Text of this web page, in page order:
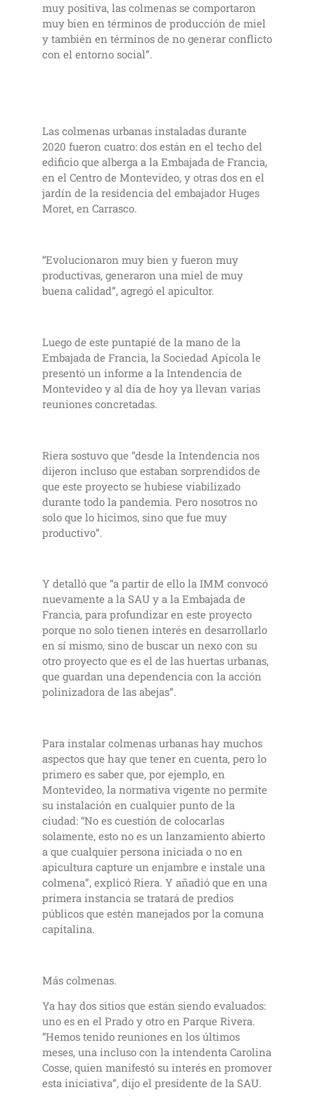
muy positiva, las colmenas se comportaron
muy bien en términos de producción de miel
y también en términos de no generar conflicto
con el entorno social”.
Las colmenas urbanas instaladas durante
2020 fueron cuatro: dos están en el techo del
edificio que alberga a la Embajada de Francia,
en el Centro de Montevideo, y otras dos en el
jardín de la residencia del embajador Huges
Moret, en Carrasco.
“Evolucionaron muy bien y fueron muy
productivas, generaron una miel de muy
buena calidad”, agregó el apicultor.
Luego de este puntapié de la mano de la
Embajada de Francia, la Sociedad Apícola le
presentó un informe a la Intendencia de
Montevideo y al día de hoy ya llevan varias
reuniones concretadas.
Riera sostuvo que “desde la Intendencia nos
dijeron incluso que estaban sorprendidos de
que este proyecto se hubiese viabilizado
durante todo la pandemia. Pero nosotros no
solo que lo hicimos, sino que fue muy
productivo”.
Y detalló que “a partir de ello la IMM convocó
nuevamente a la SAU y a la Embajada de
Francia, para profundizar en este proyecto
porque no solo tienen interés en desarrollarlo
en sí mismo, sino de buscar un nexo con su
otro proyecto que es el de las huertas urbanas,
que guardan una dependencia con la acción
polinizadora de las abejas”.
Para instalar colmenas urbanas hay muchos
aspectos que hay que tener en cuenta, pero lo
primero es saber que, por ejemplo, en
Montevideo, la normativa vigente no permite
su instalación en cualquier punto de la
ciudad: “No es cuestión de colocarlas
solamente, esto no es un lanzamiento abierto
a que cualquier persona iniciada o no en
apicultura capture un enjambre e instale una
colmena”, explicó Riera. Y añadió que en una
primera instancia se tratará de predios
públicos que estén manejados por la comuna
capitalina.
Más colmenas.
Ya hay dos sitios que están siendo evaluados:
uno es en el Prado y otro en Parque Rivera.
“Hemos tenido reuniones en los últimos
meses, una incluso con la intendenta Carolina
Cosse, quien manifestó su interés en promover
esta iniciativa”, dijo el presidente de la SAU.